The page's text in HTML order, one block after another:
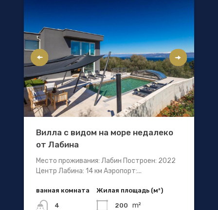
Вилла с видом на море недалеко
от Лабина
Место проживания: Лабин Построен: 2022
Центр Лабина: 14 км Аэропорт:...
ванная комната
4
Жилая площадь (м²)
200 m²